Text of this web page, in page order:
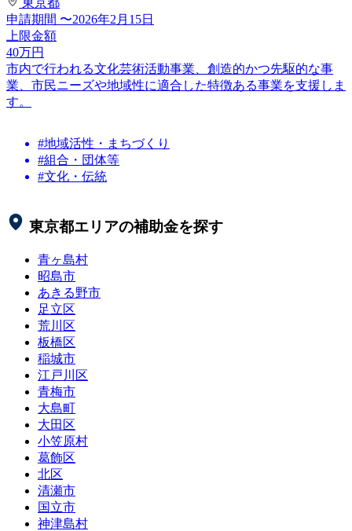
申請期間 〜2026年2月15日
上限金額
40万円
市内で行われる文化芸術活動事業、創造的かつ先駆的な事
業、市民ニーズや地域性に適合した特徴ある事業を支援しま
す。
#地域活性・まちづくり
#組合・団体等
#文化・伝統
東京都エリアの補助金を探す
青ヶ島村
昭島市
あきる野市
足立区
荒川区
板橋区
稲城市
江戸川区
青梅市
大島町
大田区
小笠原村
葛飾区
北区
清瀬市
国立市
神津島村